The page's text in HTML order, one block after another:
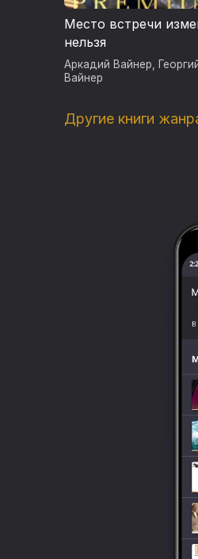
Место встречи
нельзя
Аркадий Вайнер
Вайнер
Другие книги